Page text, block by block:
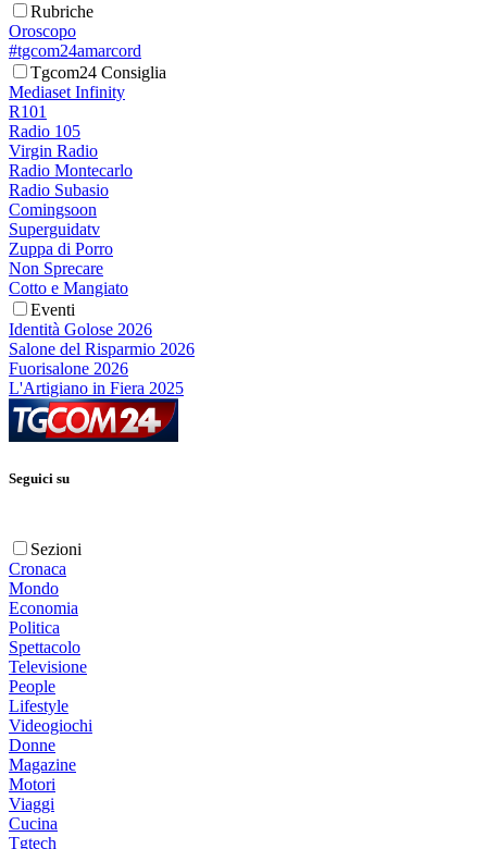
Rubriche
Oroscopo
#tgcom24amarcord
Tgcom24 Consiglia
Mediaset Infinity
R101
Radio 105
Virgin Radio
Radio Montecarlo
Radio Subasio
Comingsoon
Superguidatv
Zuppa di Porro
Non Sprecare
Cotto e Mangiato
Eventi
Identità Golose 2026
Salone del Risparmio 2026
Fuorisalone 2026
L'Artigiano in Fiera 2025
Seguici su
Sezioni
Cronaca
Mondo
Economia
Politica
Spettacolo
Televisione
People
Lifestyle
Videogiochi
Donne
Magazine
Motori
Viaggi
Cucina
Tgtech